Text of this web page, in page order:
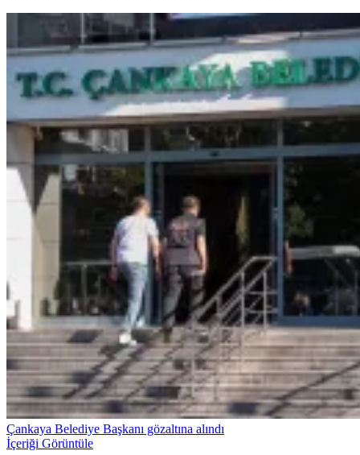
Çankaya Belediye Başkanı gözaltına alındı
İçeriği Görüntüle